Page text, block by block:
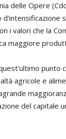
delle Opere
d’intensificazione
i valori che la
maggiore
punto
agricole e
del capitale